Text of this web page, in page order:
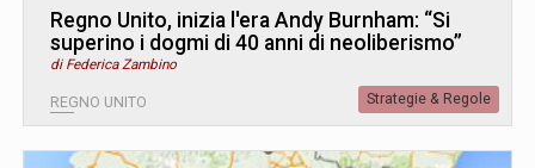
Regno Unito, inizia l'era Andy Burnham: “Si
superino i dogmi di 40 anni di neoliberismo”
di Federica Zambino
REGNO UNITO Strategie & Regole